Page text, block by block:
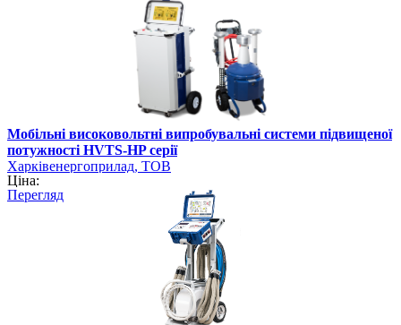
Мобільні високовольтні випробувальні системи підвищеної
потужності HVTS-HP серії
Харківенергоприлад, ТОВ
Ціна:
Перегляд